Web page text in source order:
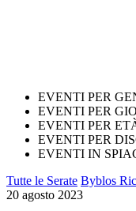
EVENTI PER
EVENTI PER
EVENTI PER
EVENTI PER
EVENTI IN
Tutte le Serate Byblos
20 agosto 2023